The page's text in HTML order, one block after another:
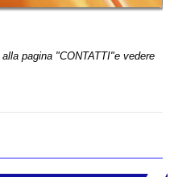
pagina "CONTATTI"e vedere